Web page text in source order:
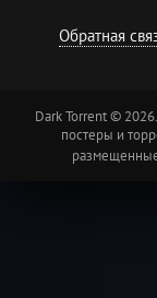
Обратная
Dark Torrent ©
постеры и